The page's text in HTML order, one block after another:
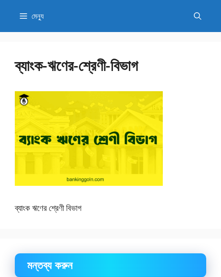
যান
মেন্যু
ব্যাংক-ঋণের-শ্রেণী-বিভাগ
ব্যাংক ঋণের শ্রেণী বিভাগ
মন্তব্য করুন